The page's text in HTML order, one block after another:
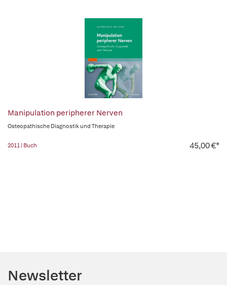
Manipulation peripherer Nerven
Osteopathische Diagnostik und Therapie
2011 | Buch 45,00 €*
Newsletter